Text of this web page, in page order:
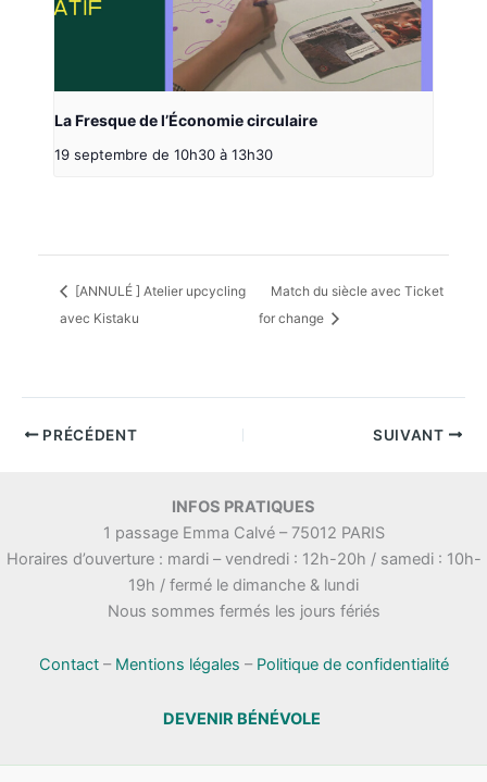
La Fresque de l’Économie circulaire
19 septembre de 10h30 à 13h30
[ANNULÉ ] Atelier upcycling
avec Kistaku
Match du siècle avec Ticket
for change
PRÉCÉDENT SUIVANT
INFOS PRATIQUES
1 passage Emma Calvé – 75012 PARIS
Horaires d’ouverture : mardi – vendredi : 12h-20h / samedi : 10h-
19h / fermé le dimanche & lundi
Nous sommes fermés les jours fériés
Contact– Mentions légales – Politique de confidentialité
DEVENIR BÉNÉVOLE